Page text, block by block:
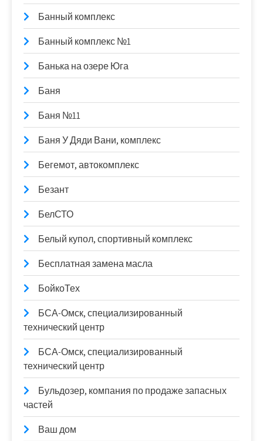
Банный комплекс
Банный комплекс №1
Банька на озере Юга
Баня
Баня №11
Баня У Дяди Вани, комплекс
Бегемот, автокомплекс
Безант
БелСТО
Белый купол, спортивный комплекс
Бесплатная замена масла
БойкоТех
БСА-Омск, специализированный
технический центр
БСА-Омск, специализированный
технический центр
Бульдозер, компания по продаже запасных
частей
Ваш дом